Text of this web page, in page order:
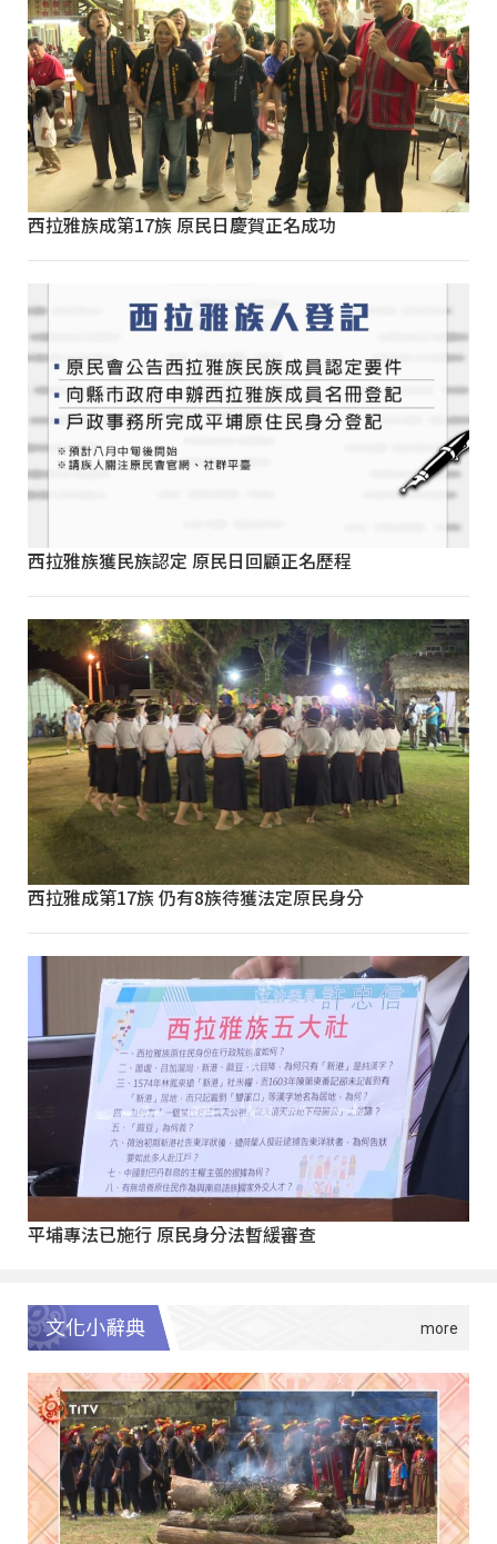
西拉雅族成第17族 原民日慶賀正名成功
西拉雅族獲民族認定 原民日回顧正名歷程
西拉雅成第17族 仍有8族待獲法定原民身分
平埔專法已施行 原民身分法暫緩審查
文化小辭典